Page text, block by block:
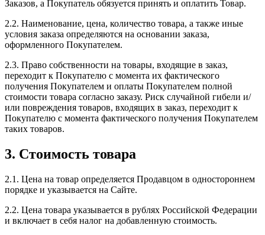
Заказов, а Покупатель обязуется принять и оплатить Товар.
2.2. Наименование, цена, количество товара, а также иные
условия заказа определяются на основании заказа,
оформленного Покупателем.
2.3. Право собственности на товары, входящие в заказ,
переходит к Покупателю с момента их фактического
получения Покупателем и оплаты Покупателем полной
стоимости товара согласно заказу. Риск случайной гибели и/
или повреждения товаров, входящих в заказ, переходит к
Покупателю с момента фактического получения Покупателем
таких товаров.
3. Стоимость товара
2.1. Цена на товар определяется Продавцом в одностороннем
порядке и указывается на Сайте.
2.2. Цена товара указывается в рублях Российской Федерации
и включает в себя налог на добавленную стоимость.